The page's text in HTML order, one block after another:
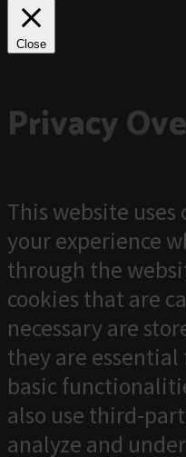
Close
Privacy
This website
your experience
through the
cookies that are
necessary are
they are
basic
also use third-
analyze and